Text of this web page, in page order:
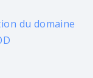
du domaine